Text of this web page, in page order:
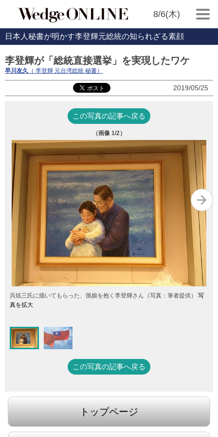
8/6(木)
日本人秘書が明かす李登輝元総統の知られざる素顔
李登輝が「総統直接選挙」を実現したワケ
早川友久 （ 李登輝 元台湾総統 秘書）
2019/05/25
この写真の記事へ戻る
（画像 1/2）
呉炫三氏に描いてもらった、孫娘を抱く李登輝さん（写真：筆者提供） 写
真を拡大
この写真の記事へ戻る
トップページ